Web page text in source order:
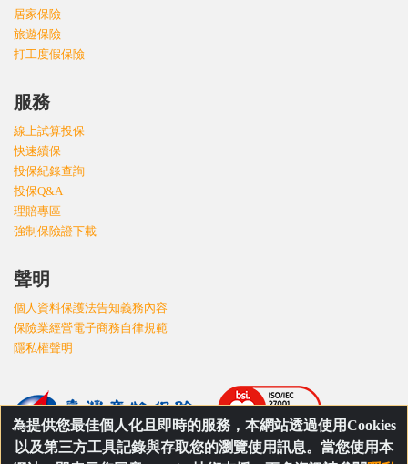
為提供您最佳個人化且即時的服務，本網站透過使用Cookies
以及第三方工具記錄與存取您的瀏覽使用訊息。當您使用本
居家保險
旅遊保險
打工度假保險
服務
線上試算投保
快速續保
投保紀錄查詢
投保Q&A
理賠專區
強制保險證下載
聲明
個人資料保護法告知義務內容
保險業經營電子商務自律規範
隱私權聲明